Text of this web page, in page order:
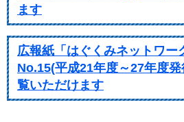
ます
広報紙「はぐくみネットワー
No.15(平成21年度～27年度
覧いただけます